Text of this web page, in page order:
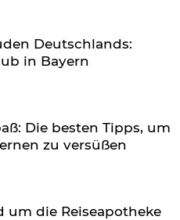
Deutschlands:
in Bayern
Die besten Tipps, um
zu versüßen
um die Reiseapotheke